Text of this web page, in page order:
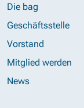
Die bag
Geschäftsstelle
Vorstand
Mitglied werden
News